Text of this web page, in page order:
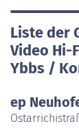
Liste der
Video Hi-
Ybbs /
ep